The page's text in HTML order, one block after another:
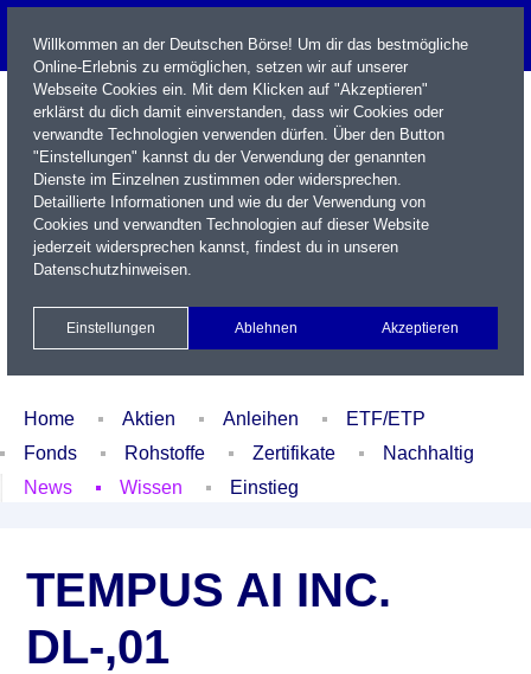
Name / WKN / ISIN / Kürzel
Xetra Realtime
Watchlist Portfolio Login
Home Aktien Anleihen
ETF/ETP
Fonds
Rohstoffe Zertifikate
Nachhaltig
News
Wissen Einstieg
TEMPUS AI INC.
DL-,01
Willkommen an der Deutschen Börse! Um dir das bestmögliche
Online-Erlebnis zu ermöglichen, setzen wir auf unserer
Webseite Cookies ein. Mit dem Klicken auf "Akzeptieren"
erklärst du dich damit einverstanden, dass wir Cookies oder
verwandte Technologien verwenden dürfen. Über den Button
"Einstellungen" kannst du der Verwendung der genannten
Dienste im Einzelnen zustimmen oder widersprechen.
Detaillierte Informationen und wie du der Verwendung von
Cookies und verwandten Technologien auf dieser Website
jederzeit widersprechen kannst, findest du in unseren
Datenschutzhinweisen.
Einstellungen Ablehnen Akzeptieren